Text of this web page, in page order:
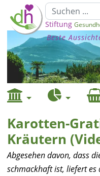
Stiftung
Beste
Karotten-
Kräutern
Abgesehen davon, dass
schmackhaft ist, liefert es